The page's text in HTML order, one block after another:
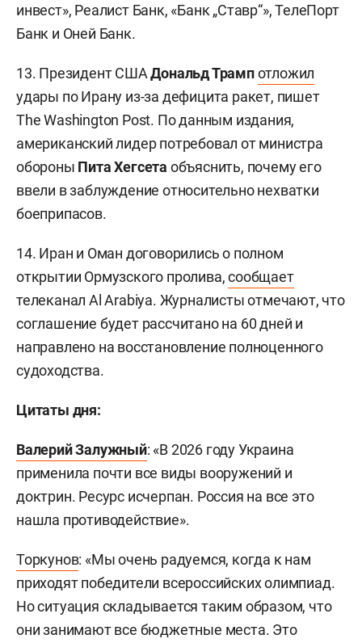
инвест», Реалист Банк, «Банк „Ставр“», ТелеПорт
Банк и Оней Банк.
13. Президент СШАДональд Трампотложил
удары по Ирану из-за дефицита ракет, пишет
The Washington Post. По данным издания,
американский лидер потребовал от министра
обороны Пита Хегсета объяснить, почему его
ввели в заблуждение относительно нехватки
боеприпасов.
14. Иран и Оман договорились о полном
открытии Ормузского пролива,сообщает
телеканал Al Arabiya. Журналисты отмечают, что
соглашение будет рассчитано на 60 дней и
направлено на восстановление полноценного
судоходства.
Цитаты дня:
Валерий Залужный: «В 2026 году Украина
применила почти все виды вооружений и
доктрин. Ресурс исчерпан. Россия на все это
нашла противодействие».
Торкунов: «Мы очень радуемся, когда к нам
приходят победители всероссийских олимпиад.
Но ситуация складывается таким образом, что
они занимают все бюджетные места. Это